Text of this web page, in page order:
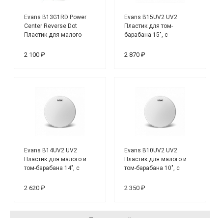
Evans B13G1RD Power
Center Reverse Dot
Пластик для малого
2 100 ₽
Evans B15UV2 UV2
Пластик для том-
барабана 15", с
2 870 ₽
Evans B14UV2 UV2
Пластик для малого и
том-барабана 14", с
2 620 ₽
Evans B10UV2 UV2
Пластик для малого и
том-барабана 10", с
2 350 ₽